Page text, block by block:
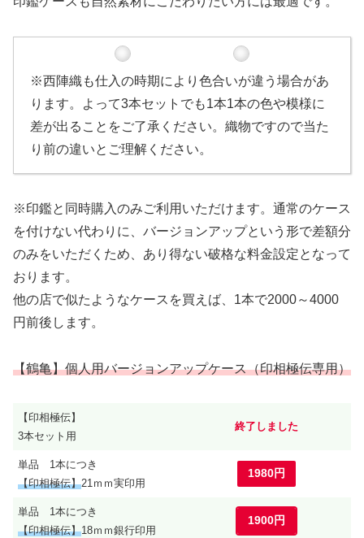
※西陣織も仕入の時期により色合いが違う場合があ
ります。よって3本セットでも1本1本の色や模様に
差が出ることをご了承ください。織物ですので当た
り前の違いとご理解ください。
※印鑑と同時購入のみご利用いただけます。通常のケース
を付けない代わりに、バージョンアップという形で差額分
のみをいただくため、あり得ない破格な料金設定となって
おります。
他の店で似たようなケースを買えば、1本で2000～4000
円前後します。
【鶴亀】個人用バージョンアップケース（印相極伝専用）
【印相極伝】
3本セット用
終了しました
単品 1本につき
【印相極伝】21ｍｍ実印用
1980円
単品 1本につき
【印相極伝】18ｍｍ銀行印用
1900円